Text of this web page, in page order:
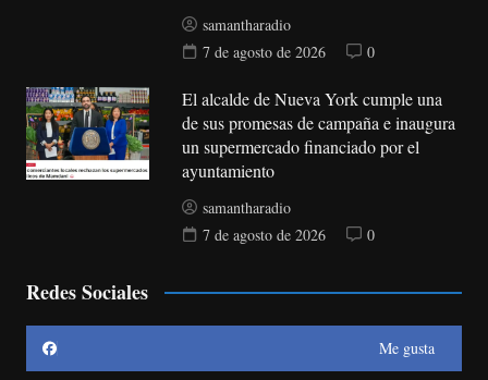
samantharadio
7 de agosto de 2026
0
El alcalde de Nueva York cumple una
de sus promesas de campaña e inaugura
un supermercado financiado por el
ayuntamiento
samantharadio
7 de agosto de 2026
0
Redes Sociales
Me gusta